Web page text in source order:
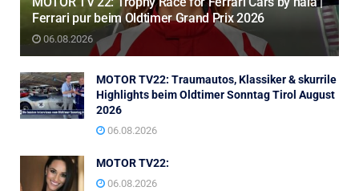
Ferrari pur beim Oldtimer Grand Prix 2026
06.08.2026
MOTOR TV22: Traumautos, Klassiker & skurrile
Highlights beim Oldtimer Sonntag Tirol August
2026
06.08.2026
MOTOR TV22:
06.08.2026